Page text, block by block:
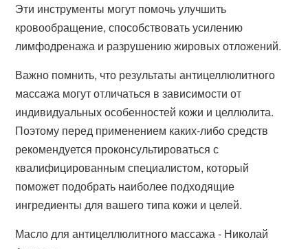
Эти инструменты могут помочь улучшить
кровообращение, способствовать усилению
лимфодренажа и разрушению жировых отложений.
Важно помнить, что результаты антицеллюлитного
массажа могут отличаться в зависимости от
индивидуальных особенностей кожи и целлюлита.
Поэтому перед применением каких-либо средств
рекомендуется проконсультироваться с
квалифицированным специалистом, который
поможет подобрать наиболее подходящие
ингредиенты для вашего типа кожи и целей.
Масло для антицеллюлитного массажа - Николай